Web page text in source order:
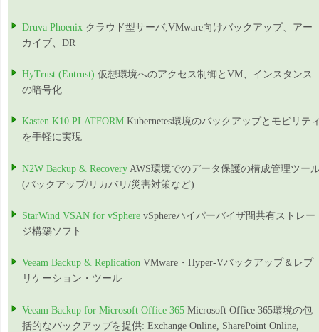
Druva Phoenix クラウド型サーバ,VMware向けバックアップ、アー
カイブ、DR
HyTrust (Entrust) 仮想環境へのアクセス制御とVM、インスタンス
の暗号化
Kasten K10 PLATFORM Kubernetes環境のバックアップとモビリテ
を手軽に実現
N2W Backup & Recovery AWS環境でのデータ保護の構成管理ツー
(バックアップ/リカバリ/災害対策など)
StarWind VSAN for vSphere vSphereハイパーバイザ間共有ストレー
ジ構築ソフト
Veeam Backup & Replication VMware・Hyper-Vバックアップ＆レプ
リケーション・ツール
Veeam Backup for Microsoft Office 365 Microsoft Office 365環境の包
括的なバックアップを提供: Exchange Online, SharePoint Online,